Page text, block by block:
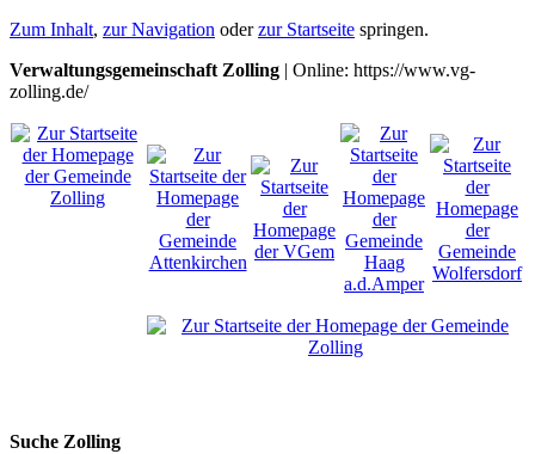
Zum Inhalt, zur Navigation oderzur Startseite springen.
Verwaltungsgemeinschaft Zolling | Online: https://www.vg-
zolling.de/
Suche Zolling